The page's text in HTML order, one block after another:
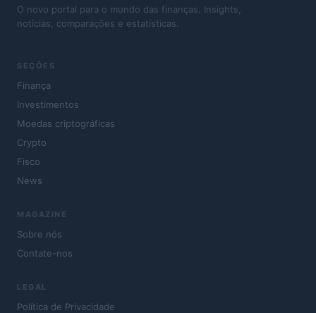
O novo portal para o mundo das finanças. Insights,
notícias, comparações e estatísticas.
SEÇÕES
Finança
Investimentos
Moedas criptográficas
Crypto
Fisco
News
MAGAZINE
Sobre nós
Contate-nos
LEGAL
Política de Privacidade